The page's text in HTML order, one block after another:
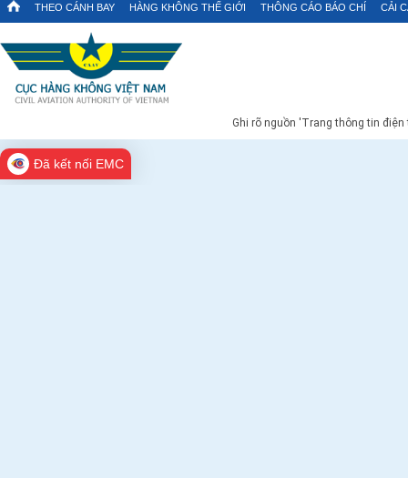
THEO CÁNH BAY HÀNG KHÔNG THẾ GIỚI THÔNG CÁO BÁO CHÍ CẢI
Ghi rõ nguồn 'Trang thông tin
Đã kết nối EMC